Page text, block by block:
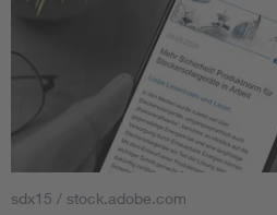
sdx15 / stock.adobe.com